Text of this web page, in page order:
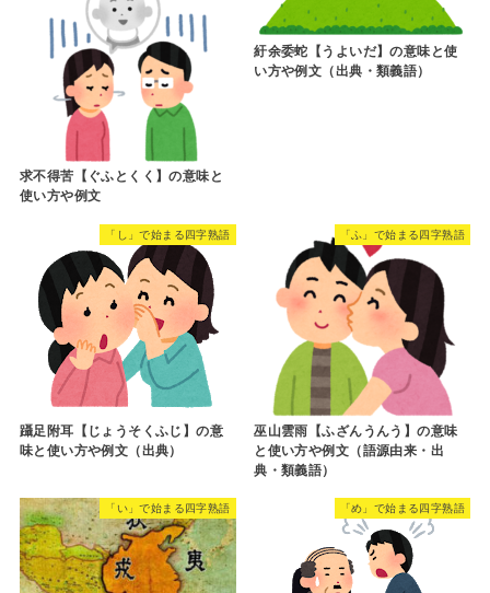
求不得苦【ぐふとくく】の意味と
使い方や例文
紆余委蛇【うよいだ】の意味と使
い方や例文（出典・類義語）
「し」で始まる四字熟語
躡足附耳【じょうそくふじ】の意
味と使い方や例文（出典）
「ふ」で始まる四字熟語
巫山雲雨【ふざんうんう】の意味
と使い方や例文（語源由来・出
典・類義語）
「い」で始まる四字熟語 「め」で始まる四字熟語